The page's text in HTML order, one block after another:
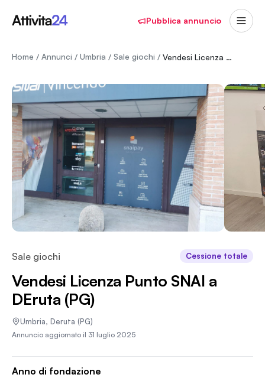
Pubblica annuncio
Home / Annunci / Umbria / Sale giochi / Vendesi Licenza Punto SNAI a DEruta (PG)
Sale giochi Cessione totale
Vendesi Licenza Punto SNAI a
DEruta (PG)
Umbria, Deruta (PG)
Annuncio aggiornato il 31 luglio 2025
Anno di fondazione